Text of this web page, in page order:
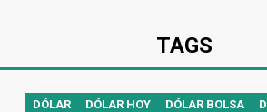
TAGS
DÓLAR DÓLAR HOY DÓLAR BOLSA